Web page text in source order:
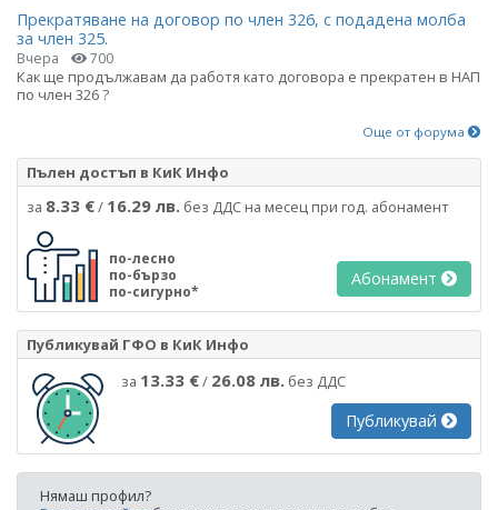
Прекратяване на договор по член 326, с подадена молба
за член 325.
Вчера 700
Как ще продължавам да работя като договора е прекратен в НАП
по член 326 ?
Още от форума
Пълен достъп в КиК Инфо
за 8.33 €/ 16.29 лв. без ДДС на месец при год. абонамент
по-лесно
по-бързо
по-сигурно*
Абонамент
Публикувай ГФО в КиК Инфо
за 13.33 €/ 26.08 лв. без ДДС
Публикувай
Нямаш профил?